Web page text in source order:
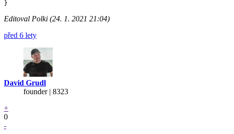
Editoval Polki (24. 1. 2021 21:04)
před 6 lety
David Grudl
founder | 8323
+
0
-